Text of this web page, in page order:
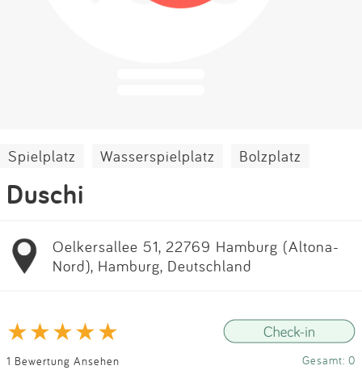
Impressum
Spielplatz Wasserspielplatz Bolzplatz
Duschi
Oelkersallee 51, 22769 Hamburg (Altona-
Nord), Hamburg, Deutschland
1 Bewertung Ansehen Gesamt: 0